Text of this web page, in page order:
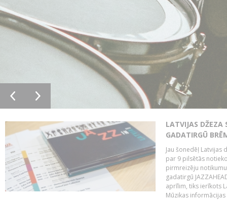
LATVIJAS DŽEZA
GADATIRGŪ
Jau šonedēļ Latvijas
par 9 pilsētās
pirmreizēju
gadatirgū
aprīlim, tiks ierīkots
Mūzikas informācijas